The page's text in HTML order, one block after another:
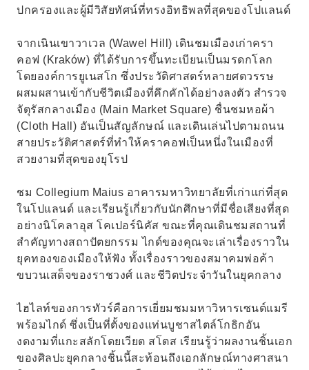
ปกครองและผู้มีวิสัยทัศน์ที่ทรงอิทธิพลที่สุดของโปแลนด์
จากเนินเขาวาเวล (Wawel Hill) เดินชมเมืองเก่าครา
คอฟ (Kraków) ที่ได้รับการขึ้นทะเบียนเป็นมรดกโลก
โดยองค์การยูเนสโก ซึ่งประวัติศาสตร์หลายศตวรรษ
ผสมผสานเข้ากับชีวิตเมืองที่คึกคักได้อย่างลงตัว สำรวจ
จัตุรัสกลางเมือง (Main Market Square) ชื่นชมหอผ้า
(Cloth Hall) อันเป็นสัญลักษณ์ และเดินเล่นไปตามถนน
สายประวัติศาสตร์ที่ทำให้คราคอฟเป็นหนึ่งในเมืองที่
สวยงามที่สุดของยุโรป
ชม Collegium Maius อาคารมหาวิทยาลัยที่เก่าแก่ที่สุด
ในโปแลนด์ และเรียนรู้เกี่ยวกับนักศึกษาที่มีชื่อเสียงที่สุด
อย่างนิโคลาอุส โคเปอร์นิคัส ขณะที่คุณเดินชมสถานที่
สำคัญทางสถาปัตยกรรม ไกด์ของคุณจะเล่าเรื่องราวใน
ยุคทองของเมืองให้ฟัง ทั้งเรื่องราวของสมาคมพ่อค้า
ขบวนเสด็จของราชวงศ์ และชีวิตประจำวันในยุคกลาง
ไฮไลท์ของการทัวร์คือการเยี่ยมชมมหาวิหารเซนต์แมรี
พร้อมไกด์ ซึ่งเป็นที่ตั้งของแท่นบูชาสไตล์โกธิกอัน
งดงามที่แกะสลักโดยเวียต สโตส เรียนรู้ว่าผลงานชิ้นเอก
ของศิลปะยุคกลางชิ้นนี้สะท้อนถึงเอกลักษณ์ทางศาสนา